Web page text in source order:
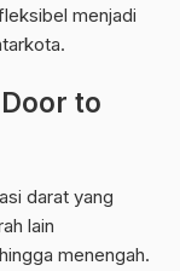
menjadi
to
darat yang
lain
menengah.